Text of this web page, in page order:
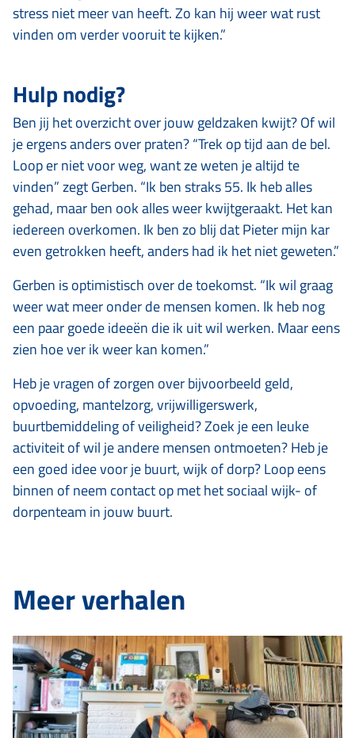
stress niet meer van heeft. Zo kan hij weer wat rust
vinden om verder vooruit te kijken.”
Hulp nodig?
Ben jij het overzicht over jouw geldzaken kwijt? Of wil
je ergens anders over praten? “Trek op tijd aan de bel.
Loop er niet voor weg, want ze weten je altijd te
vinden” zegt Gerben. “Ik ben straks 55. Ik heb alles
gehad, maar ben ook alles weer kwijtgeraakt. Het kan
iedereen overkomen. Ik ben zo blij dat Pieter mijn kar
even getrokken heeft, anders had ik het niet geweten.”
Gerben is optimistisch over de toekomst. “Ik wil graag
weer wat meer onder de mensen komen. Ik heb nog
een paar goede ideeën die ik uit wil werken. Maar eens
zien hoe ver ik weer kan komen.”
Heb je vragen of zorgen over bijvoorbeeld geld,
opvoeding, mantelzorg, vrijwilligerswerk,
buurtbemiddeling of veiligheid? Zoek je een leuke
activiteit of wil je andere mensen ontmoeten? Heb je
een goed idee voor je buurt, wijk of dorp? Loop eens
binnen of neem contact op met het sociaal wijk- of
dorpenteam in jouw buurt.
Meer verhalen